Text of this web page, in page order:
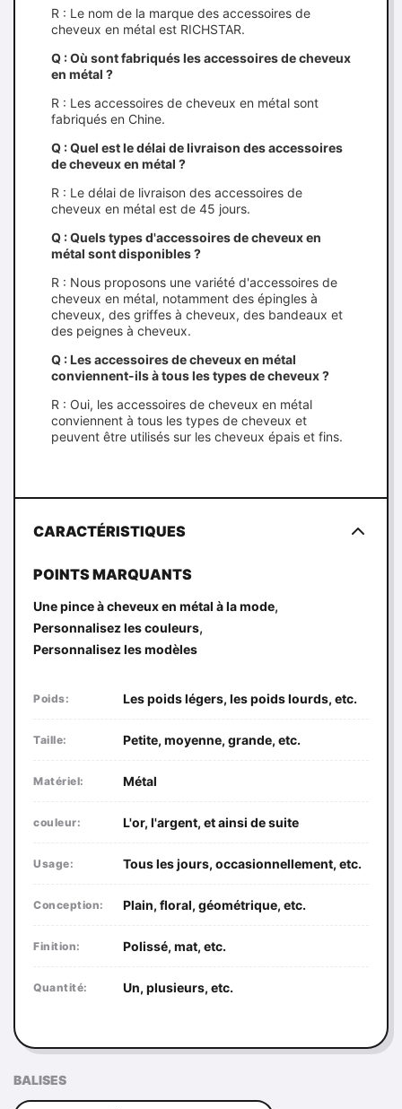
R : Le nom de la marque des accessoires de
cheveux en métal est RICHSTAR.
Q : Où sont fabriqués les accessoires de cheveux
en métal ?
R : Les accessoires de cheveux en métal sont
fabriqués en Chine.
Q : Quel est le délai de livraison des accessoires
de cheveux en métal ?
R : Le délai de livraison des accessoires de
cheveux en métal est de 45 jours.
Q : Quels types d'accessoires de cheveux en
métal sont disponibles ?
R : Nous proposons une variété d'accessoires de
cheveux en métal, notamment des épingles à
cheveux, des griffes à cheveux, des bandeaux et
des peignes à cheveux.
Q : Les accessoires de cheveux en métal
conviennent-ils à tous les types de cheveux ?
R : Oui, les accessoires de cheveux en métal
conviennent à tous les types de cheveux et
peuvent être utilisés sur les cheveux épais et fins.
CARACTÉRISTIQUES
POINTS MARQUANTS
Une pince à cheveux en métal à la mode,
Personnalisez les couleurs,
Personnalisez les modèles
Poids: Les poids légers, les poids lourds, etc.
Taille: Petite, moyenne, grande, etc.
Matériel: Métal
couleur: L'or, l'argent, et ainsi de suite
Usage: Tous les jours, occasionnellement, etc.
Conception: Plain, floral, géométrique, etc.
Finition: Polissé, mat, etc.
Quantité: Un, plusieurs, etc.
BALISES